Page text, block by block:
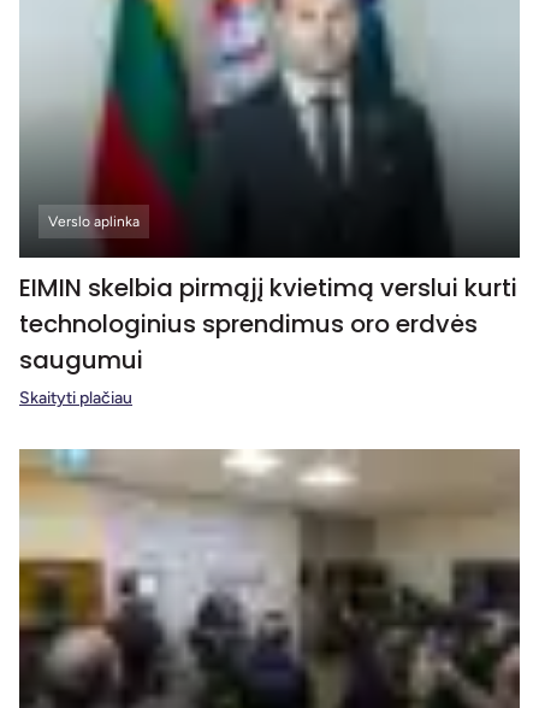
Verslo aplinka
EIMIN skelbia pirmąjį kvietimą verslui kurti
technologinius sprendimus oro erdvės
saugumui
Skaityti plačiau